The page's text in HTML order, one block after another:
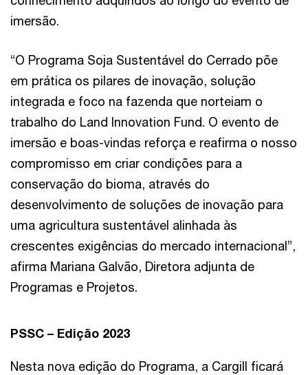
imersão.
“O Programa Soja Sustentável do Cerrado põe
em prática os pilares de inovação, solução
integrada e foco na fazenda que norteiam o
trabalho do Land Innovation Fund. O evento de
imersão e boas-vindas reforça e reafirma o nosso
compromisso em criar condições para a
conservação do bioma, através do
desenvolvimento de soluções de inovação para
uma agricultura sustentável alinhada às
crescentes exigências do mercado internacional”,
afirma Mariana Galvão, Diretora adjunta de
Programas e Projetos.
PSSC – Edição 2023
Nesta nova edição do Programa, a Cargill ficará